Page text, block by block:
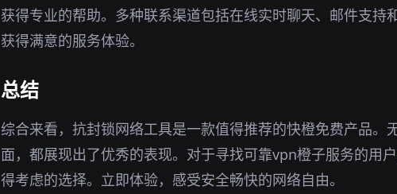
获得专业的帮助。多种联系渠道包括在线实时聊天、邮件支持
获得满意的服务体验。
总结
综合来看，抗封锁网络工具是一款值得推荐的快橙免费产品。
面，都展现出了优秀的表现。对于寻找可靠vpn橙子服务的用
得考虑的选择。立即体验，感受安全畅快的网络自由。